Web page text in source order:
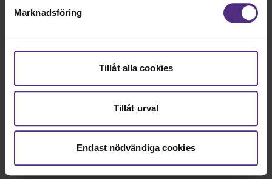
Marknadsföring
Tillåt alla cookies
Tillåt urval
Endast nödvändiga cookies
Fler kalenderhändelser
Till stöd för ditt yrkesutövande
Kliniska riktlinjer